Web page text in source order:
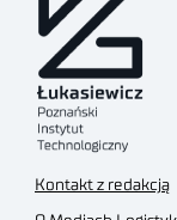
Kontakt z redakcją